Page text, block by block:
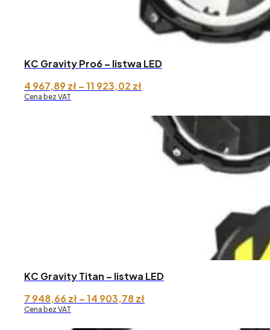
KC Gravity Pro6 – listwa LED
4 967,89zł–11 923,02 złZakres
967,89 zł
do 11
923,02 zł
Cena bez VAT
KC Gravity Titan – listwa LED
7 948,66zł–14 903,78złZakres
Cena bez VAT